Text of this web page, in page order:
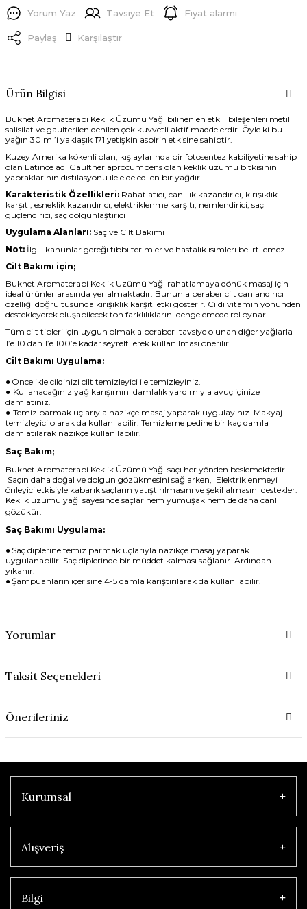
Yorum Yaz Tavsiye Et Fiyat alarmı
Paylaş Karşılaştır
Ürün Bilgisi
Bukhet Aromaterapi Keklik Üzümü Yağı bilinen en etkili bileşenleri metil
salisilat ve gaulterilen denilen çok kuvvetli aktif maddelerdir. Öyle ki bu
yağın 30 ml’i yaklaşık 171 yetişkin aspirin etkisine sahiptir.
Kuzey Amerika kökenli olan, kış aylarında bir fotosentez kabiliyetine sahip
olan Latince adı Gaultheriaprocumbens olan keklik üzümü bitkisinin
yapraklarının distilasyonu ile elde edilen bir yağdır.
Karakteristik Özellikleri:Rahatlatıcı, canlılık kazandırıcı, kırışıklık
karşıtı, esneklik kazandırıcı, elektriklenme karşıtı, nemlendirici, saç
güçlendirici, saç dolgunlaştırıcı
Uygulama Alanları:Saç ve Cilt Bakımı
Not: İlgili kanunlar gereği tıbbi terimler ve hastalık isimleri belirtilemez.
Cilt Bakımı için;
Bukhet Aromaterapi Keklik Üzümü Yağı rahatlamaya dönük masaj için
ideal ürünler arasında yer almaktadır. Bununla beraber cilt canlandırıcı
özelliği doğrultusunda kırışıklık karşıtı etki gösterir. Cildi vitamin yönünden
destekleyerek oluşabilecek ton farklılıklarını dengelemede rol oynar.
Tüm cilt tipleri için uygun olmakla beraber tavsiye olunan diğer yağlarla
1’e 10 dan 1’e 100’e kadar seyreltilerek kullanılması önerilir.
Cilt Bakımı Uygulama:
● Öncelikle cildinizi cilt temizleyici ile temizleyiniz.
● Kullanacağınız yağ karışımını damlalık yardımıyla avuç içinize
damlatınız.
● Temiz parmak uçlarıyla nazikçe masaj yaparak uygulayınız. Makyaj
temizleyici olarak da kullanılabilir. Temizleme pedine bir kaç damla
damlatılarak nazikçe kullanılabilir.
Saç Bakım;
Bukhet Aromaterapi Keklik Üzümü Yağı saçı her yönden beslemektedir.
Saçın daha doğal ve dolgun gözükmesini sağlarken, Elektriklenmeyi
önleyici etkisiyle kabarık saçların yatıştırılmasını ve şekil almasını destekler.
Keklik üzümü yağı sayesinde saçlar hem yumuşak hem de daha canlı
gözükür.
Saç Bakımı Uygulama:
● Saç diplerine temiz parmak uçlarıyla nazikçe masaj yaparak
uygulanabilir. Saç diplerinde bir müddet kalması sağlanır. Ardından
yıkanır.
●Şampuanların içerisine 4-5 damla karıştırılarak da kullanılabilir.
Yorumlar
Taksit Seçenekleri
Önerileriniz
Kurumsal
Alışveriş
Bilgi